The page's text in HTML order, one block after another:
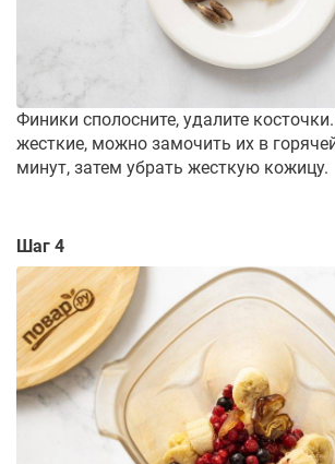
Финики сполосните, удалите
жесткие, можно замочить их в
минут, затем убрать жесткую кожицу.
Шаг 4